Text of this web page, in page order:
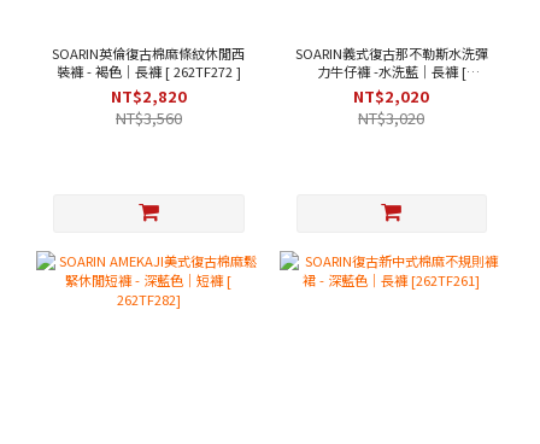
SOARIN英倫復古棉麻條紋休閒西
裝褲 - 褐色｜長褲 [ 262TF272 ]
NT$2,820
NT$3,560
SOARIN義式復古那不勒斯水洗彈
力牛仔褲 -水洗藍｜長褲 [
252TF213 ]
NT$2,020
NT$3,020